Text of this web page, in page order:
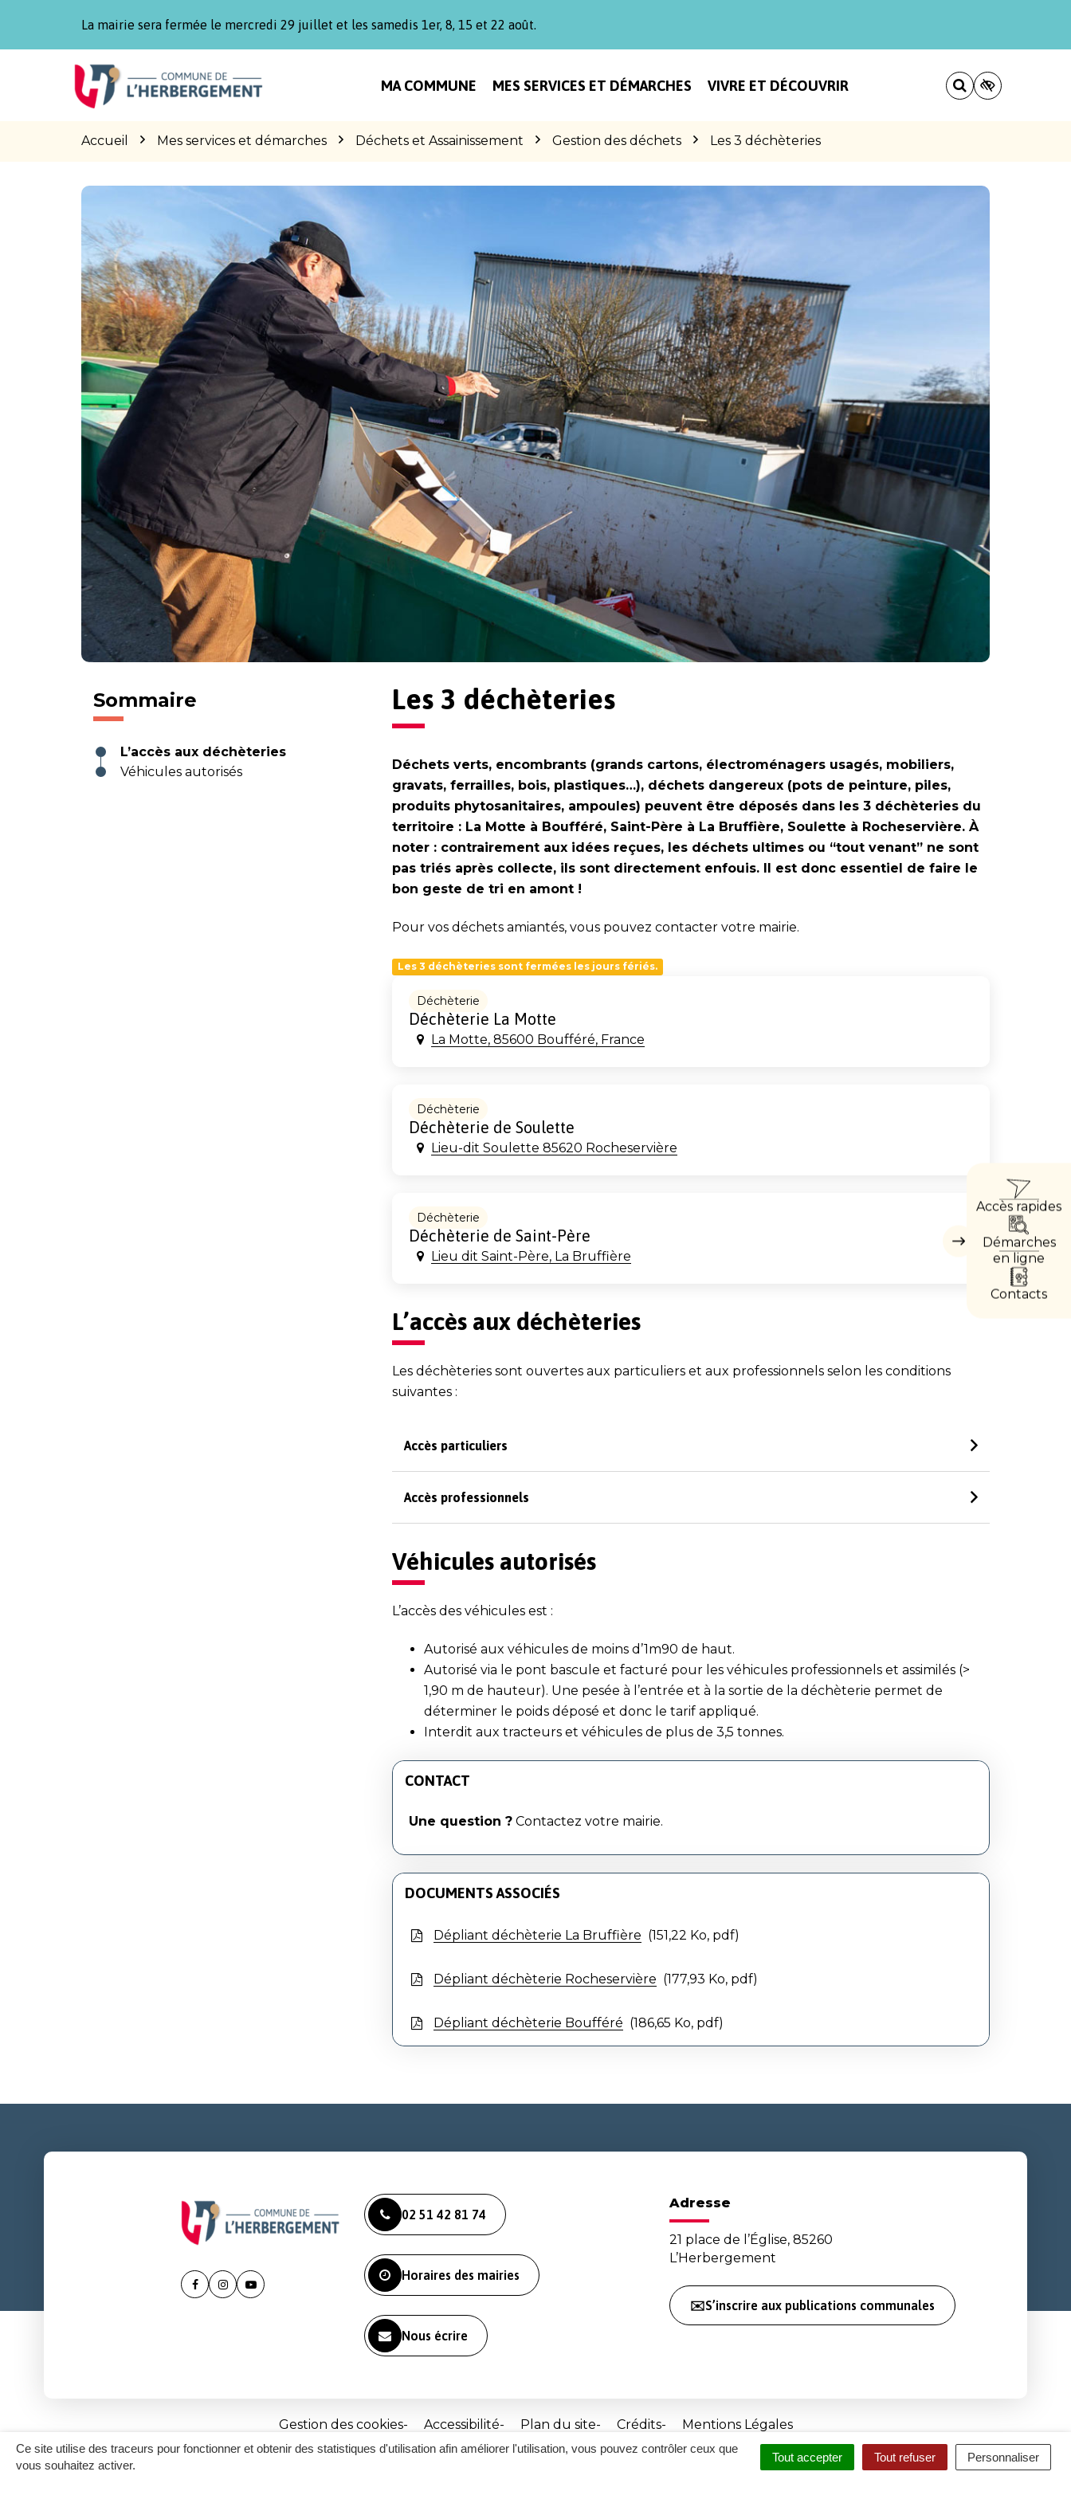
Ce site utilise des traceurs pour fonctionner et obtenir des statistiques d'utilisation afin améliorer l'utilisation, vous pouvez contrôler ceux que
vous souhaitez activer.
Tout accepter Tout refuser Personnaliser
La mairie sera fermée le mercredi 29 juillet et les samedis 1er, 8, 15 et 22 août.
MA COMMUNE MES SERVICES ET DÉMARCHES VIVRE ET DÉCOUVRIR
Accueil Mes services et démarches Déchets et Assainissement Gestion des déchets Les 3 déchèteries
Masquer
Accès rapides
Démarches
en ligne
Contacts
Sommaire
L’accès aux déchèteries
Véhicules autorisés
Les 3 déchèteries
Déchets verts, encombrants (grands cartons, électroménagers usagés, mobiliers,
gravats, ferrailles, bois, plastiques…), déchets dangereux (pots de peinture, piles,
produits phytosanitaires, ampoules) peuvent être déposés dans les 3 déchèteries du
territoire : La Motte à Boufféré, Saint-Père à La Bruffière, Soulette à Rocheservière. À
noter : contrairement aux idées reçues, les déchets ultimes ou “tout venant” ne sont
pas triés après collecte, ils sont directement enfouis. Il est donc essentiel de faire le
bon geste de tri en amont !
Pour vos déchets amiantés, vous pouvez contacter votre mairie.
Les 3 déchèteries sont fermées les jours fériés.
Déchèterie
Déchèterie La Motte
La Motte, 85600 Boufféré, France
Déchèterie
Déchèterie de Soulette
Lieu-dit Soulette 85620 Rocheservière
Déchèterie
Déchèterie de Saint-Père
Lieu dit Saint-Père, La Bruffière
L’accès aux déchèteries
Les déchèteries sont ouvertes aux particuliers et aux professionnels selon les conditions
suivantes :
Accès particuliers
Accès professionnels
Véhicules autorisés
L’accès des véhicules est :
Autorisé aux véhicules de moins d’1m90 de haut.
Autorisé via le pont bascule et facturé pour les véhicules professionnels et assimilés (>
1,90 m de hauteur). Une pesée à l’entrée et à la sortie de la déchèterie permet de
déterminer le poids déposé et donc le tarif appliqué.
Interdit aux tracteurs et véhicules de plus de 3,5 tonnes.
CONTACT
Une question ? Contactez votre mairie.
DOCUMENTS ASSOCIÉS
Dépliant déchèterie La Bruffière 151,22 Ko, pdf
Dépliant déchèterie Rocheservière 177,93 Ko, pdf
Dépliant déchèterie Boufféré 186,65 Ko, pdf
Lien Lien Lien
02 51 42 81 74
Horaires des mairies
Nous écrire
Adresse
21 place de l’Église, 85260
L’Herbergement
✉️S’inscrire aux publications communales
Gestion des cookies Accessibilité Plan du site Crédits Mentions Légales